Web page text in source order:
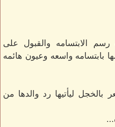
رسم الابتسامه والقبول على
بابتسامه واسعه وعيون هائمه
ليأتيها رد والدها من